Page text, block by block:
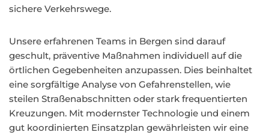
sichere Verkehrswege.
Unsere erfahrenen Teams in Bergen sind darauf
geschult, präventive Maßnahmen individuell auf die
örtlichen Gegebenheiten anzupassen. Dies beinhaltet
eine sorgfältige Analyse von Gefahrenstellen, wie
steilen Straßenabschnitten oder stark frequentierten
Kreuzungen. Mit modernster Technologie und einem
gut koordinierten Einsatzplan gewährleisten wir eine